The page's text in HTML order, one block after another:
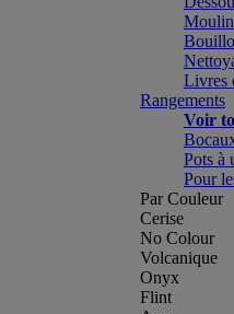
Livres
Rangements
Voir
Pots à
Pour
Par Couleur
Cerise
No Colour
Volcanique
Onyx
Flint